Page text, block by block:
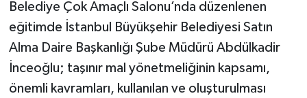
Belediye Çok Amaçlı Salonu’nda düzenlenen
eğitimde İstanbul Büyükşehir Belediyesi Satın
Alma Daire Başkanlığı Şube Müdürü Abdülkadir
İnceoğlu; taşınır mal yönetmeliğinin kapsamı,
önemli kavramları, kullanılan ve oluşturulması